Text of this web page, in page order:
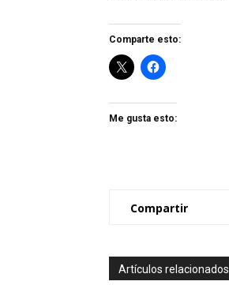
Comparte esto:
Me gusta esto:
Compartir
Artículos relacionados